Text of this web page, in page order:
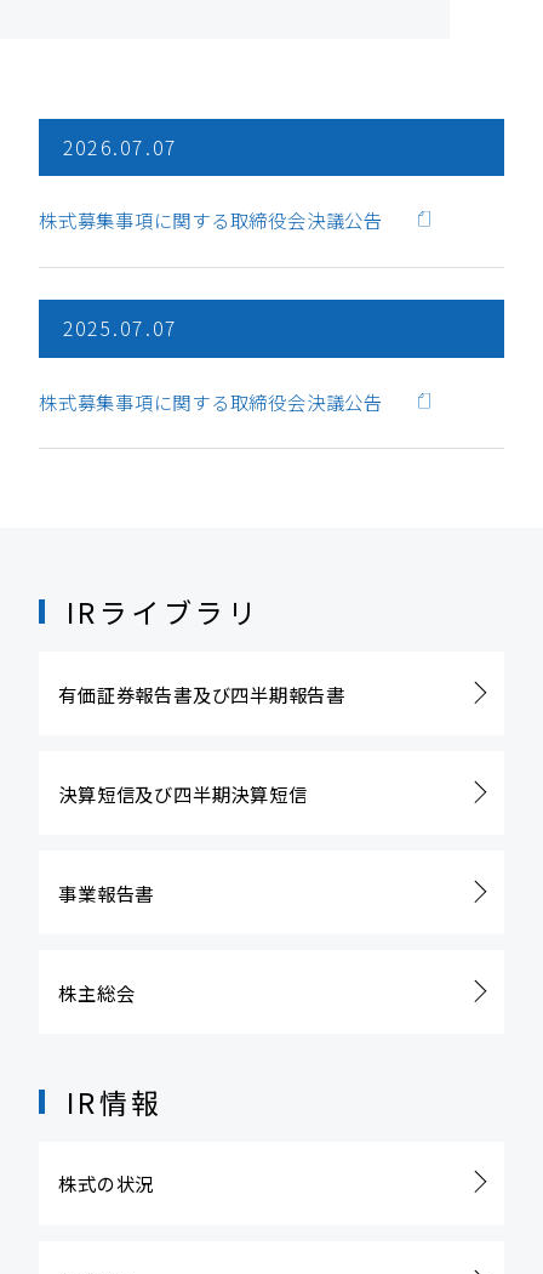
2026.07.07
株式募集事項に関する取締役会決議公告
2025.07.07
株式募集事項に関する取締役会決議公告
IRライブラリ
有価証券報告書及び四半期報告書
決算短信及び四半期決算短信
事業報告書
株主総会
IR情報
株式の状況